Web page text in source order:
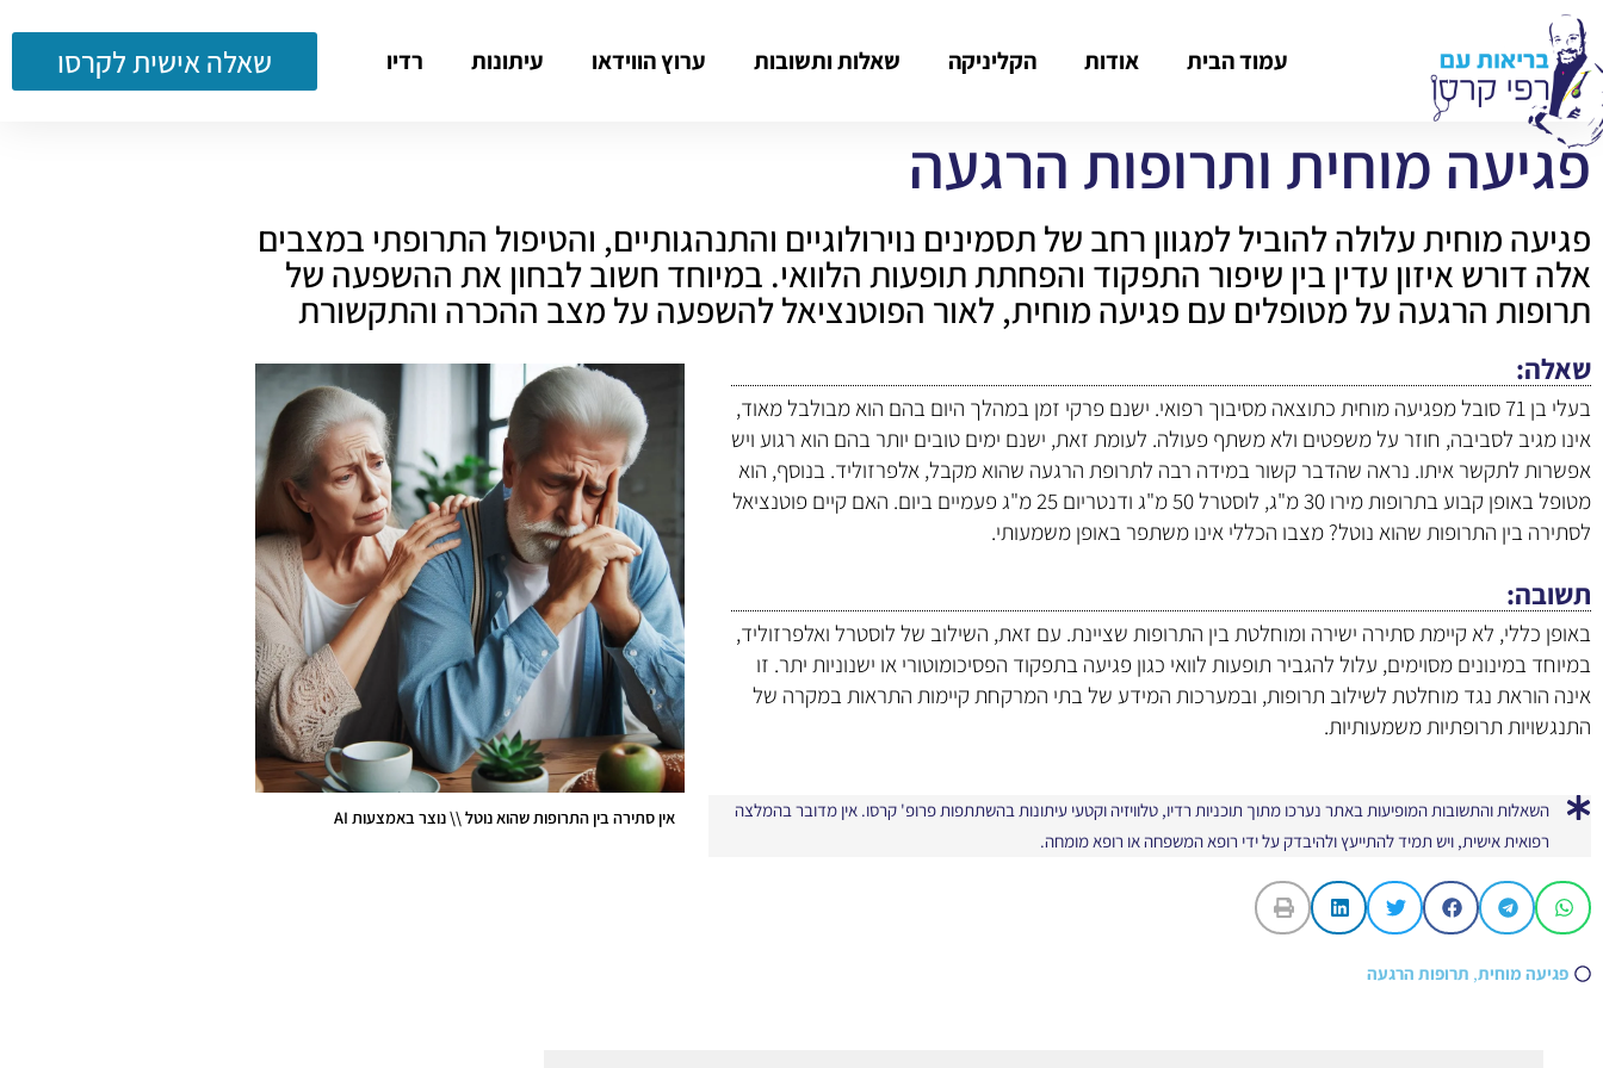
עמוד הבית אודות הקליניקה שאלות ותשובות ערוץ הווידאו עיתונות רדיו שאלה אישית לקרסו
פגיעה מוחית ותרופות הרגעה
פגיעה מוחית עלולה להוביל למגוון רחב של תסמינים נוירולוגיים והתנהגותיים, והטיפול התרופתי במצבים
אלה דורש איזון עדין בין שיפור התפקוד והפחתת תופעות הלוואי. במיוחד חשוב לבחון את ההשפעה של
תרופות הרגעה על מטופלים עם פגיעה מוחית, לאור הפוטנציאל להשפעה על מצב ההכרה והתקשורת
שאלה
בעלי בן 71 סובל מפגיעה מוחית כתוצאה מסיבוך רפואי. ישנם פרקי זמן במהלך היום בהם הוא מבולבל מאוד,
אינו מגיב לסביבה, חוזר על משפטים ולא משתף פעולה. לעומת זאת, ישנם ימים טובים יותר בהם הוא רגוע ויש
אפשרות לתקשר איתו. נראה שהדבר קשור במידה רבה לתרופת הרגעה שהוא מקבל, אלפרזוליד. בנוסף, הוא
מטופל באופן קבוע בתרופות מירו 30 מ"ג, לוסטרל 50 מ"ג ודנטריום 25 מ"ג פעמיים ביום. האם קיים פוטנציאל
לסתירה בין התרופות שהוא נוטל? מצבו הכללי אינו משתפר באופן משמעותי.
תשובה
באופן כללי, לא קיימת סתירה ישירה ומוחלטת בין התרופות שציינת. עם זאת, השילוב של לוסטרל ואלפרזוליד,
במיוחד במינונים מסוימים, עלול להגביר תופעות לוואי כגון פגיעה בתפקוד הפסיכומוטורי או ישנוניות יתר. זו
אינה הוראת נגד מוחלטת לשילוב תרופות, ובמערכות המידע של בתי המרקחת קיימות התראות במקרה של
התנגשויות תרופתיות משמעותיות.
השאלות והתשובות המופיעות באתר נערכו מתוך תוכניות רדיו, טלוויזיה וקטעי עיתונות בהשתתפות פרופ' קרסו. אין מדובר בהמלצה
רפואית אישית, ויש תמיד להתייעץ ולהיבדק על ידי רופא המשפחה או רופא מומחה.
פגיעה מוחית, תרופות הרגעה
אין סתירה בין התרופות שהוא נוטל \\ נוצר באמצעות AI